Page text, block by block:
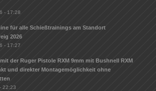
- 17:28
für alle Schießtrainings am Standort
2026
- 17:27
der Ruger Pistole RXM 9mm mit Bushnell RXM
und direkter Montagemöglichkeit ohne
22:23